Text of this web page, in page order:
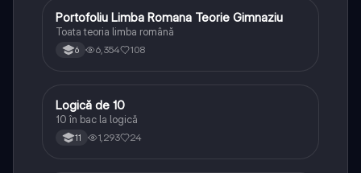
Limba și literatura română
Portofoliu Limba Romana Teorie Gimnaziu
Toata teoria limba română
6 6,354 108
Logică
Logică de 10
10 în bac la logică
11 1,293 24